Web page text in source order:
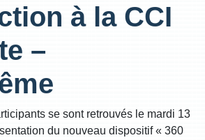
à la CCI
–
se sont retrouvés le mardi 13
du nouveau dispositif « 360